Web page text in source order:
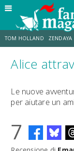
TOM HOLLAND ZENDAYA
STRANIMONDI LUCCA
CHRIS MCKENNA ERIK
Alice
Le nuove
per aiutare un
7